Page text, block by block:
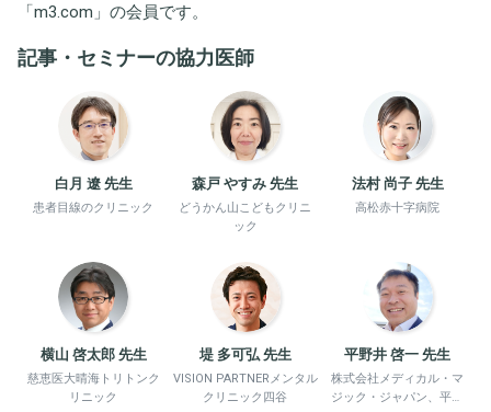
「m3.com 」の会員です。
記事・セミナーの協力医師
白月 遼 先生
患者目線のクリニック
森戸 やすみ 先生
どうかん山こどもクリニ
ック
法村 尚子 先生
高松赤十字病院
横山 啓太郎 先生
慈恵医大晴海トリトンク
リニック
堤 多可弘 先生
VISION PARTNERメンタル
クリニック四谷
平野井 啓一 先生
株式会社メディカル・マ
ジック・ジャパン、平野